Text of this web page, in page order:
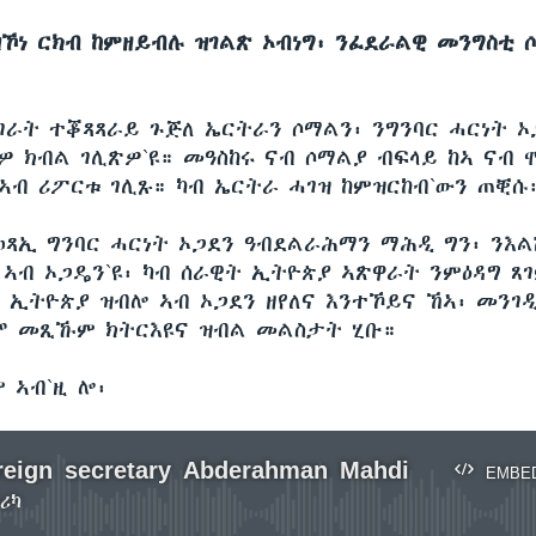
ርክብ ከምዘይብሉ ዝገልጽ ኦብነግ፡ ንፈደራልዊ መንግስቲ
ተቖጻጻራይ ጉጅለ ኤርትራን ሶማልን፡ ንግንባር ሓርነት
ክብል ገሊጽዎ`ዩ። መዓስከሩ ናብ ሶማልያ ብፍላይ ከኣ ናብ
ሪፖርቱ ገሊጹ። ካብ ኤርትራ ሓገዝ ከምዝርከብ`ውን
ግንባር ሓርነት ኦጋደን ዓብደልራሕማን ማሕዲ ግን፡
ኦጋዴን`ዩ፡ ካብ ሰራዊት ኢትዮጵያ ኣጽዋራት ንምዕዳግ
ዝብሎ ኣብ ኦጋደን ዘየለና እንተኾይና ኸኣ፡
መጺኹም ክትርእዩና ዝብል መልስታት ሂቡ።
ኣብ`ዚ ሎ፡
secretary Abderahman Mahdi